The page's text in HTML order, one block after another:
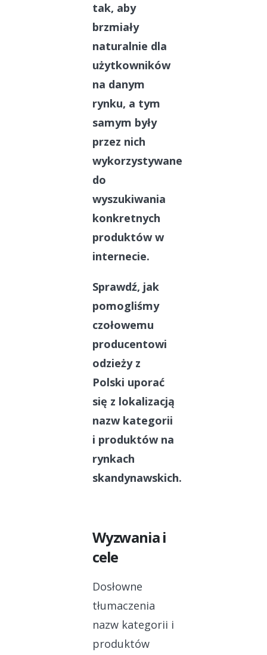
tak, aby
brzmiały
naturalnie dla
użytkowników
na danym
rynku, a tym
samym były
przez nich
wykorzystywane
do
wyszukiwania
konkretnych
produktów w
internecie.
Sprawdź, jak
pomogliśmy
czołowemu
producentowi
odzieży z
Polski uporać
się z lokalizacją
nazw kategorii
i produktów na
rynkach
skandynawskich.
Wyzwania i
cele
Dosłowne
tłumaczenia
nazw kategorii i
produktów